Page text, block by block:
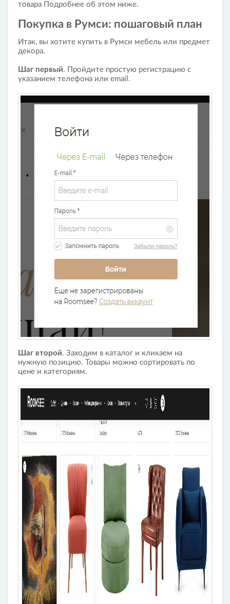
товара Подробнее об этом ниже.
Покупка в Румси: пошаговый план
Итак, вы хотите купить в Румси мебель или предмет
декора.
Шаг первый. Пройдите простую регистрацию с
указанием телефона или email.
Шаг второй. Заходим в каталог и кликаем на
нужную позицию. Товары можно сортировать по
цене и категориям.